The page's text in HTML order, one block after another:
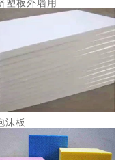
塑板外墙用
沫板